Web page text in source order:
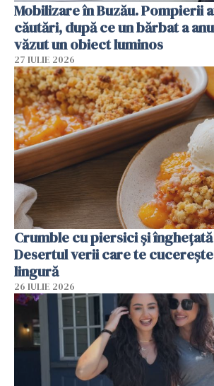
Mobilizare în Buzău. Pompierii
căutări, după ce un bărbat a
văzut un obiect luminos
27 IULIE 2026
Crumble cu piersici și
Desertul verii care te
lingură
26 IULIE 2026